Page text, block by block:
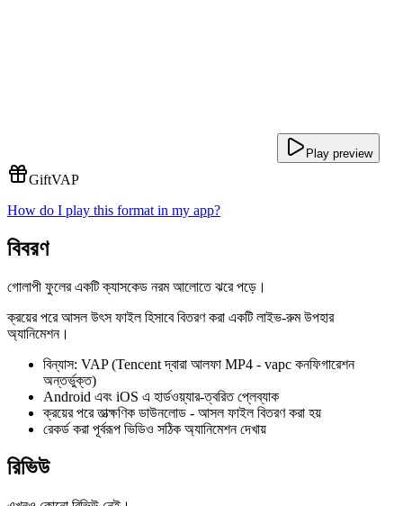
Play preview
GiftVAP
How do I play this format in my app?
বিবরণ
গোলাপী ফুলের একটি ক্যাসকেড নরম আলোতে ঝরে পড়ে।
ক্রয়ের পরে আসল উৎস ফাইল হিসাবে বিতরণ করা একটি লাইভ-রুম উপহার
অ্যানিমেশন।
বিন্যাস: VAP (Tencent দ্বারা আলফা MP4 - vapc কনফিগারেশন
অন্তর্ভুক্ত)
Android এবং iOS এ হার্ডওয়্যার-ত্বরিত প্লেব্যাক
ক্রয়ের পরে তাত্ক্ষণিক ডাউনলোড - আসল ফাইল বিতরণ করা হয়
রেকর্ড করা পূর্বরূপ ভিডিও সঠিক অ্যানিমেশন দেখায়
রিভিউ